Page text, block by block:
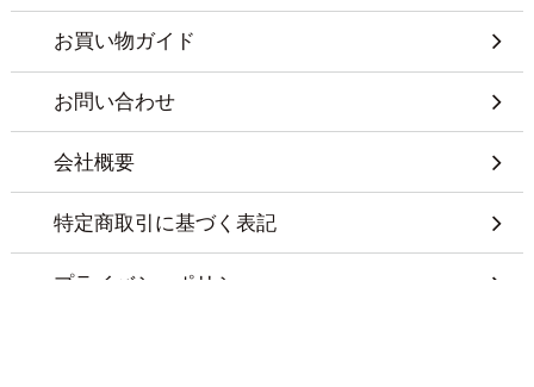
お買い物ガイド
お問い合わせ
会社概要
特定商取引に基づく表記
プライバシーポリシー